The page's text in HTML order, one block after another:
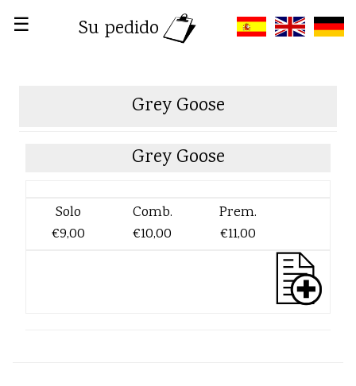
☰ Su pedido
Grey Goose
Grey Goose
Solo
€9,00
Comb.
€10,00
Prem.
€11,00